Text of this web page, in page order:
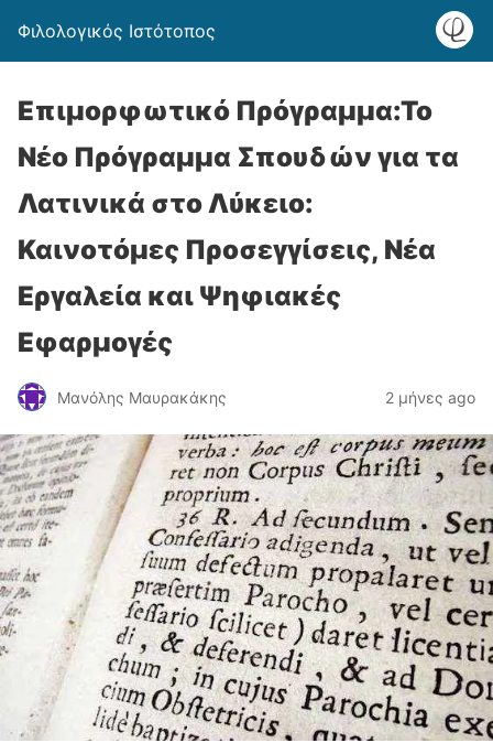
Φιλολογικός Ιστότοπος
Επιμορφωτικό Πρόγραμμα:Το
Νέο Πρόγραμμα Σπουδών για τα
Λατινικά στο Λύκειο:
Καινοτόμες Προσεγγίσεις, Νέα
Εργαλεία και Ψηφιακές
Εφαρμογές
Μανόλης Μαυρακάκης 2 μήνες ago